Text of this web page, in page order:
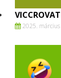
2025. március